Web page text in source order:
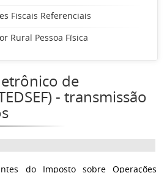
Fiscais Referenciais
Rural Pessoa Física
de
- transmissão
do Imposto sobre Operações